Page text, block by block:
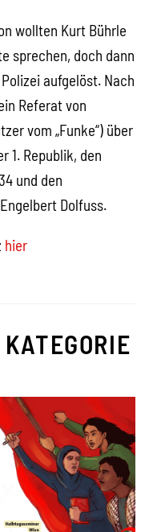
wollten Kurt Bührle
sprechen, doch dann
aufgelöst. Nach
Referat von
vom „Funke“) über
1. Republik, den
und den
Dolfuss.
hier